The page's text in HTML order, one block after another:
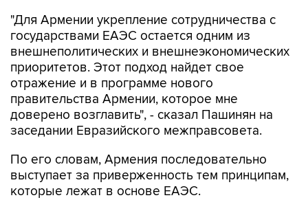
"Для Армении укрепление сотрудничества с
государствами ЕАЭС остается одним из
внешнеполитических и внешнеэкономических
приоритетов. Этот подход найдет свое
отражение и в программе нового
правительства Армении, которое мне
доверено возглавить", - сказал Пашинян на
заседании Евразийского межправсовета.
По его словам, Армения последовательно
выступает за приверженность тем принципам,
которые лежат в основе ЕАЭС.